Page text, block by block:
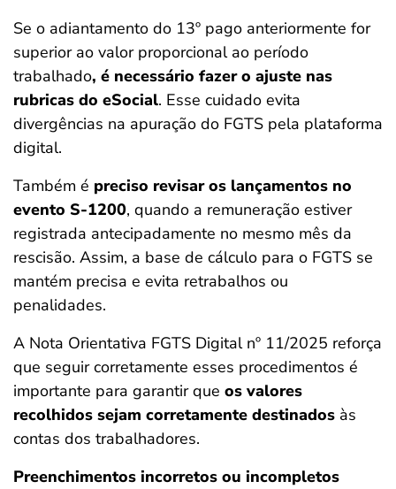
Se o adiantamento do 13º pago anteriormente for
superior ao valor proporcional ao período
trabalhado, é necessário fazer o ajuste nas
rubricas do eSocial. Esse cuidado evita
divergências na apuração do FGTS pela plataforma
digital.
Também é preciso revisar os lançamentos no
evento S-1200, quando a remuneração estiver
registrada antecipadamente no mesmo mês da
rescisão. Assim, a base de cálculo para o FGTS se
mantém precisa e evita retrabalhos ou
penalidades.
A Nota Orientativa FGTS Digital nº 11/2025 reforça
que seguir corretamente esses procedimentos é
importante para garantir que os valores
recolhidos sejam corretamente destinados às
contas dos trabalhadores.
Preenchimentos incorretos ou incompletos